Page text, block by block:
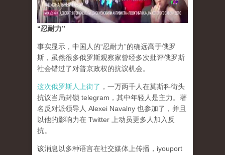
“忍耐力”
事实显示，中国人的“忍耐力”的确远高于俄罗
斯，虽然很多俄罗斯观察家曾经多次批评俄罗斯
社会错过了对普京政权的抗议机会。
这次俄罗斯人上街了 ，一万两千人在莫斯科街头
抗议当局封锁 telegram，其中年轻人是主力。著
名反对派领导人 Alexei Navalny 也参加了，并且
以他的影响力在 Twitter 上动员更多人加入反
抗。
该消息以多种语言在社交媒体上传播，iyouport